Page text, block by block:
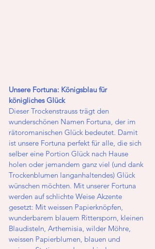
Unsere Fortuna: Königsblau für
königliches Glück
Dieser Trockenstrauss trägt den
wunderschönen Namen Fortuna, der im
rätoromanischen Glück bedeutet. Damit
ist unsere Fortuna perfekt für alle, die sich
selber eine Portion Glück nach Hause
holen oder jemandem ganz viel (und dank
Trockenblumen langanhaltendes) Glück
wünschen möchten. Mit unserer Fortuna
werden auf schlichte Weise Akzente
gesetzt: Mit weissen Papierknöpfen,
wunderbarem blauem Rittersporn, kleinen
Blaudisteln, Arthemisia, wilder Möhre,
weissen Papierblumen, blauen und